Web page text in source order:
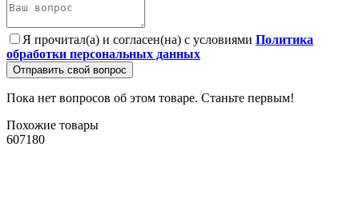
Я прочитал(а) и согласен(на) с условиями Политика
обработки персональных данных
Отправить свой вопрос
Пока нет вопросов об этом товаре. Станьте первым!
Похожие товары
607180